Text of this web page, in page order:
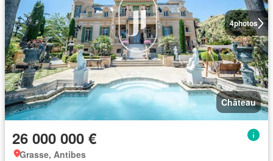
4photos
Château
26 000 000 €
Grasse, Antibes